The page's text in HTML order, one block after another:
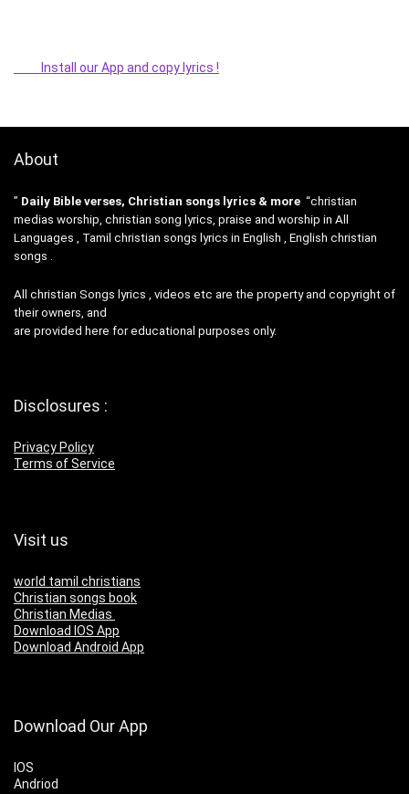
Install our App and copy lyrics !
About
” Daily Bible verses, Christian songs lyrics & more “christian
medias worship, christian song lyrics, praise and worship in All
Languages , Tamil christian songs lyrics in English , English christian
songs .
All christian Songs lyrics , videos etc are the property and copyright of
their owners, and
are provided here for educational purposes only.
Disclosures :
Privacy Policy
Terms of Service
Visit us
world tamil christians
Christian songs book
Christian Medias
Download IOS App
Download Android App
Download Our App
IOS
Andriod